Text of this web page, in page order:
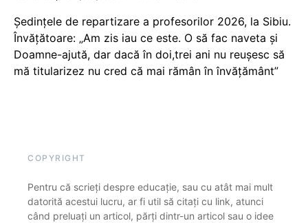
Ședințele de repartizare a profesorilor 2026, la Sibiu.
Învățătoare: „Am zis iau ce este. O să fac naveta și
Doamne-ajută, dar dacă în doi,trei ani nu reușesc să
mă titularizez nu cred că mai rămân în învățământ”
COPYRIGHT
Pentru că scrieți despre educație, sau cu atât mai mult
datorită acestui lucru, ar fi util să citați cu link, atunci
când preluați un articol, părți dintr-un articol sau o idee